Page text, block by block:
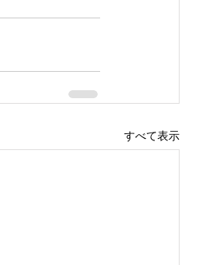
すべて表示